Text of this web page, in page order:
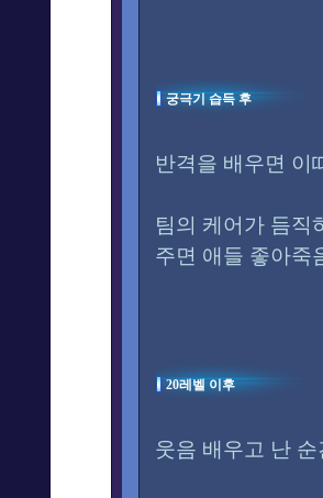
궁극기 습득 후
반격을 배우면 이
팀의 케어가 듬직
주면 애들 좋아죽
20레벨 이후
웃음 배우고 난